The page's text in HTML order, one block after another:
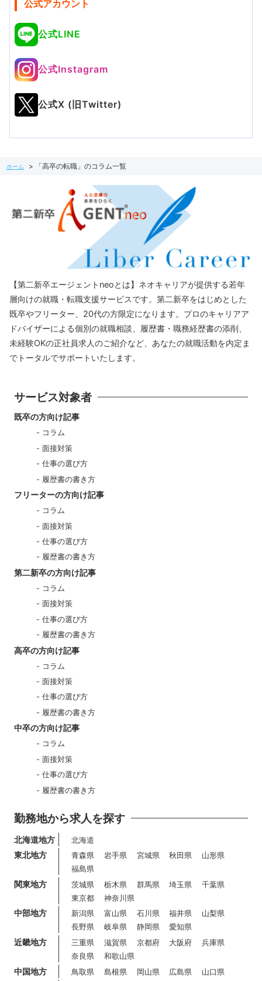
公式アカウント
公式LINE
公式Instagram
公式X (旧Twitter)
ホーム 「高卒の転職」のコラム一覧
【第二新卒エージェントneoとは】ネオキャリアが提供する若年
層向けの就職・転職支援サービスです。第二新卒をはじめとした
既卒やフリーター、20代の方限定になります。プロのキャリアア
ドバイザーによる個別の就職相談、履歴書・職務経歴書の添削、
未経験OKの正社員求人のご紹介など、あなたの就職活動を内定ま
でトータルでサポートいたします。
サービス対象者
既卒の方向け記事
コラム
面接対策
仕事の選び方
履歴書の書き方
フリーターの方向け記事
コラム
面接対策
仕事の選び方
履歴書の書き方
第二新卒の方向け記事
コラム
面接対策
仕事の選び方
履歴書の書き方
高卒の方向け記事
コラム
面接対策
仕事の選び方
履歴書の書き方
中卒の方向け記事
コラム
面接対策
仕事の選び方
履歴書の書き方
勤務地から求人を探す
北海道地方 北海道
東北地方 青森県 岩手県 宮城県 秋田県
山形県
福島県
関東地方 茨城県 栃木県 群馬県 埼玉県
千葉県
東京都
神奈川県
中部地方 新潟県 富山県 石川県 福井県
山梨県
長野県
岐阜県 静岡県 愛知県
近畿地方 三重県 滋賀県 京都府 大阪府
兵庫県
奈良県
和歌山県
中国地方 鳥取県 島根県 岡山県 広島県 山口県